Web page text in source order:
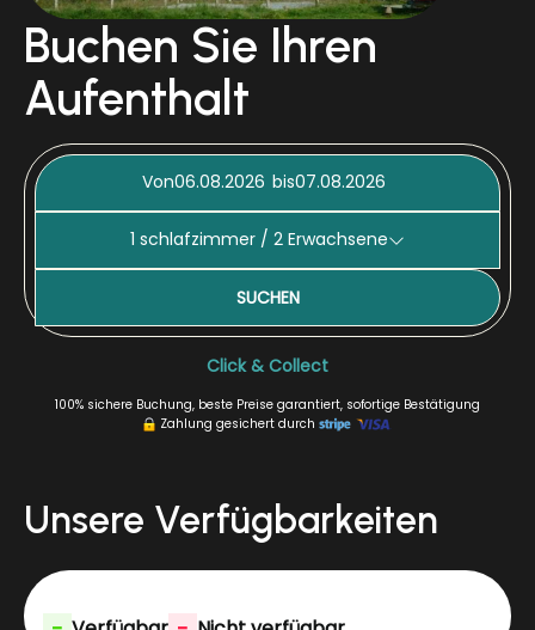
Buchen Sie Ihren
Aufenthalt
Von bis
1 schlafzimmer / 2 Erwachsene
SUCHEN
Click & Collect
100% sichere Buchung, beste Preise garantiert, sofortige Bestätigung
Zahlung gesichert durch
Unsere Verfügbarkeiten